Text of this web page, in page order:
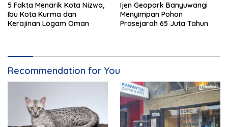
5 Fakta Menarik Kota Nizwa,
Ibu Kota Kurma dan
Kerajinan Logam Oman
Ijen Geopark Banyuwangi
Menyimpan Pohon
Prasejarah 65 Juta Tahun
Recommendation for You